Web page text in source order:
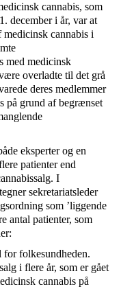
cannabis, som
december i år, var at
cannabis i
med medicinsk
overladte til det grå
deres medlemmer
på grund af begrænset
eksperter og en
patienter end
I
sekretariatsleder
som ’liggende
antal patienter, som
for folkesundheden.
i flere år, som er gået
cannabis på